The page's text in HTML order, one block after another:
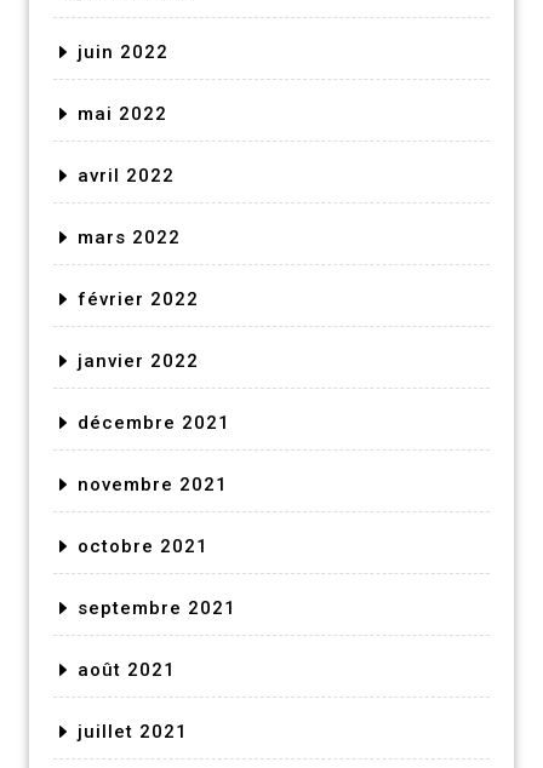
juin 2022
mai 2022
avril 2022
mars 2022
février 2022
janvier 2022
décembre 2021
novembre 2021
octobre 2021
septembre 2021
août 2021
juillet 2021